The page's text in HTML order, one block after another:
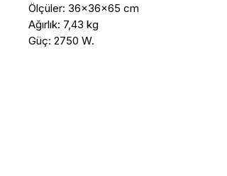
Ölçüler: 36x36x65 cm
Ağırlık: 7,43 kg
Güç: 2750 W.